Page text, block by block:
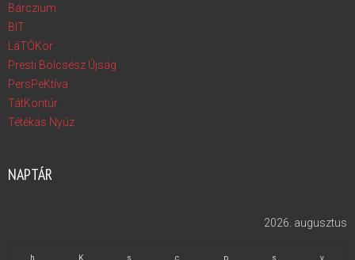
Bárczium
BIT
LáTÓKör
Presti Bölcsész Újság
PersPeKtíva
TátKontúr
Tétékás Nyúz
NAPTÁR
2026. augusztus
h K s c p s v